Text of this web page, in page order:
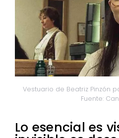
Vestuario de Beatriz Pinzón
Fuente:
Lo esencial es